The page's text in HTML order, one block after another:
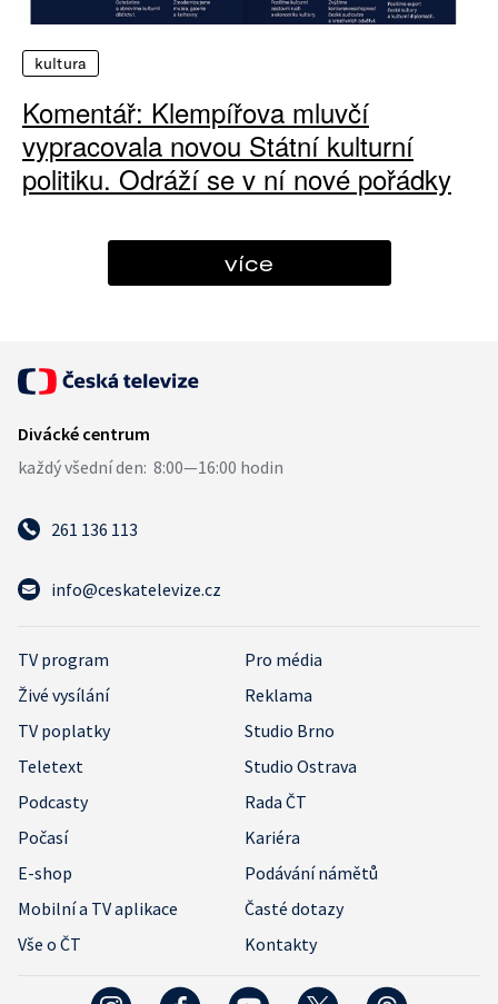
kultura
Komentář: Klempířova mluvčí
vypracovala novou Státní kulturní
politiku. Odráží se v ní nové pořádky
více
261 136 113
info@ceskatelevize.cz
TV program
Pro média
Živé vysílání
Reklama
TV poplatky
Studio Brno
Teletext
Studio Ostrava
Podcasty
Rada ČT
Počasí
Kariéra
E-shop
Podávání námětů
Mobilní a TV aplikace
Časté dotazy
Vše o ČT
Kontakty